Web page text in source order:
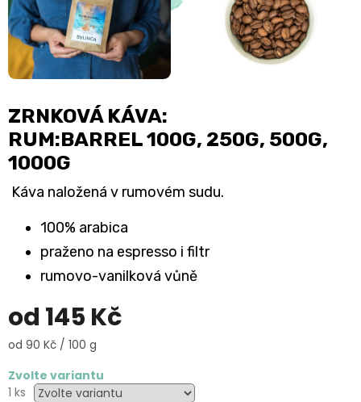
ZRNKOVÁ KÁVA:
RUM:BARREL 100G, 250G, 500G,
1000G
Káva naložená v rumovém sudu.
100% arabica
praženo na espresso i filtr
rumovo-vanilková vůně
od 145 Kč
Měrná
od 90 Kč / 100 g
Zvolte variantu
1 ks